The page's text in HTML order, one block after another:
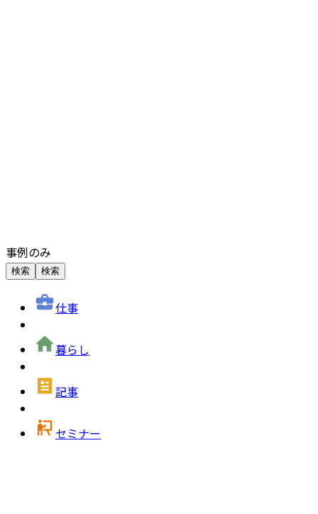
事例のみ
検索 検索
仕事
暮らし
記事
セミナー